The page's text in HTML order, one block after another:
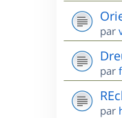
par
par
par